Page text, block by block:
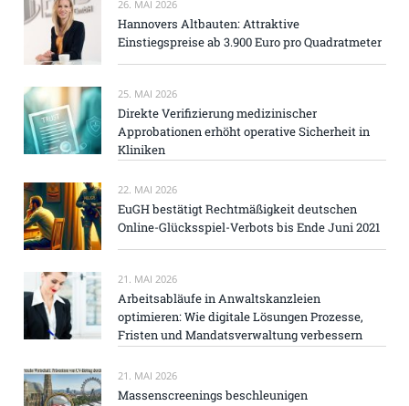
26. MAI 2026
Hannovers Altbauten: Attraktive
Einstiegspreise ab 3.900 Euro pro Quadratmeter
25. MAI 2026
Direkte Verifizierung medizinischer
Approbationen erhöht operative Sicherheit in
Kliniken
22. MAI 2026
EuGH bestätigt Rechtmäßigkeit deutschen
Online-Glücksspiel-Verbots bis Ende Juni 2021
21. MAI 2026
Arbeitsabläufe in Anwaltskanzleien
optimieren: Wie digitale Lösungen Prozesse,
Fristen und Mandatsverwaltung verbessern
21. MAI 2026
Massenscreenings beschleunigen